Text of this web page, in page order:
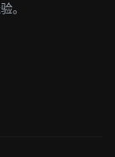
。